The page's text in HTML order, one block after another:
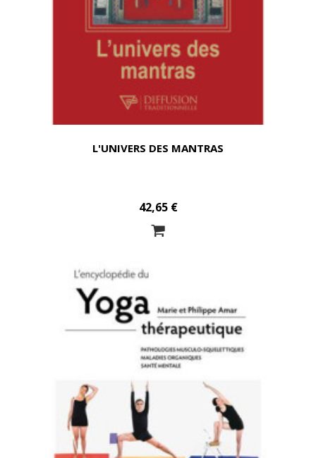
L'UNIVERS DES MANTRAS
42,65 €